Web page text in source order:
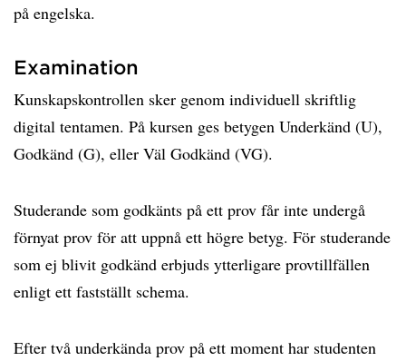
på engelska.
Examination
Kunskapskontrollen sker genom individuell skriftlig
digital tentamen. På kursen ges betygen Underkänd (U),
Godkänd (G), eller Väl Godkänd (VG).
Studerande som godkänts på ett prov får inte undergå
förnyat prov för att uppnå ett högre betyg. För studerande
som ej blivit godkänd erbjuds ytterligare provtillfällen
enligt ett fastställt schema.
Efter två underkända prov på ett moment har studenten